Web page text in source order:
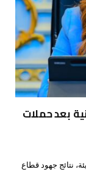
بعد حملات
نتائج جهود قطاع